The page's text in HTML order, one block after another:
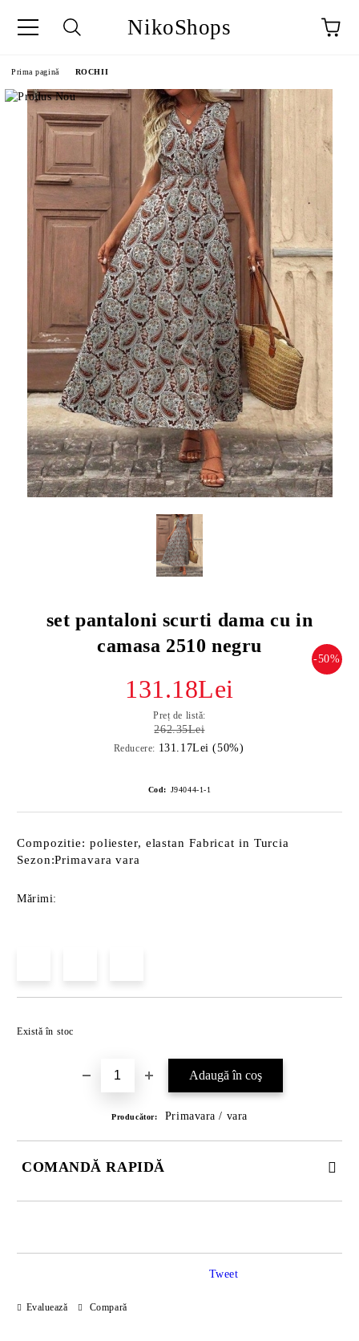
NikoShops
Prima pagină ROCHII
set pantaloni scurti dama cu in
camasa 2510 negru
-50%
131.18Lei
Preț de listă:
262.35Lei
Reducere: 131.17Lei (50%)
Cod: J94044-1-1
Compozitie: poliester, elastan Fabricat in Turcia
Sezon:Primavara vara
Mărimi:
Există în stoc
Producător: Primavara / vara
COMANDĂ RAPIDĂ
Evaluează Compară
Tweet